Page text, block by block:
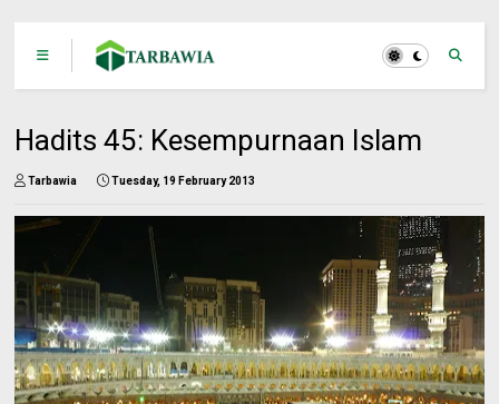
Hadits 45: Kesempurnaan Islam
Tarbawia Tuesday, 19 February 2013